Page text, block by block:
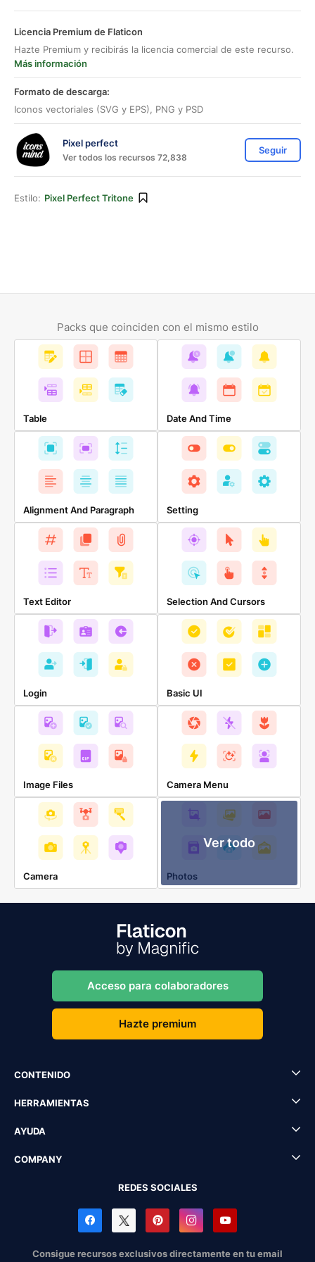
Licencia Premium de Flaticon
Hazte Premium y recibirás la licencia comercial de este recurso.
Más información
Formato de descarga:
Iconos vectoriales (SVG y EPS), PNG y PSD
Pixel perfect
Ver todos los recursos 72,838
Seguir
Estilo: Pixel Perfect Tritone
Packs que coinciden con el mismo estilo
Table Date And Time
Alignment And Paragraph Setting
Text Editor Selection And Cursors
Login Basic UI
Image Files Camera Menu
Camera
Ver todo
Photos
Acceso para colaboradores
Hazte premium
CONTENIDO
HERRAMIENTAS
AYUDA
COMPANY
REDES SOCIALES
Consigue recursos exclusivos directamente en tu email